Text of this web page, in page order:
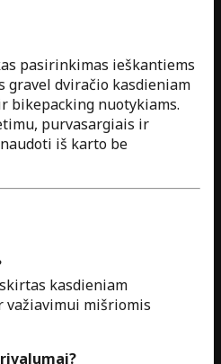
pasirinkimas ieškantiems
dviračio kasdieniam
bikepacking nuotykiams.
purvasargiais ir
iš karto be
kasdieniam
važiavimui mišriomis